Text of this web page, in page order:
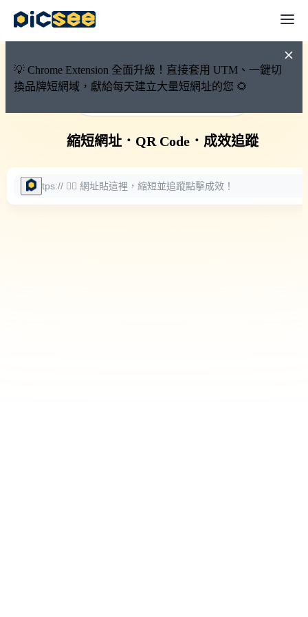
💡 Chrome Extension 全面升級！直接套用 UTM、一鍵切
換品牌短網域，獻給每天建立大量短網址的您 🌻
🚀 PicSee 短網址永久有效
縮短網址． QR Code． 成效追蹤